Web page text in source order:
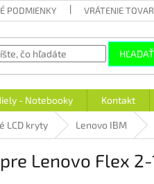
PODMIENKY VRÁTENIE
HĽADAŤ
- Notebooky Kontakt
LCD kryty Lenovo IBM
Lenovo Flex 2-